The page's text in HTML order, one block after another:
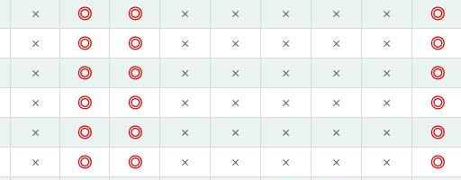
× ◎ ◎ × × × × ×
◎
× ◎ ◎ × × × × ×
◎
× ◎ ◎ × × × × ×
◎
× ◎ ◎ × × × × ×
◎
× ◎ ◎ × × × × ×
◎
× ◎ ◎ × × × × ×
◎